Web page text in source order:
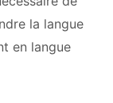
la langue
en langue